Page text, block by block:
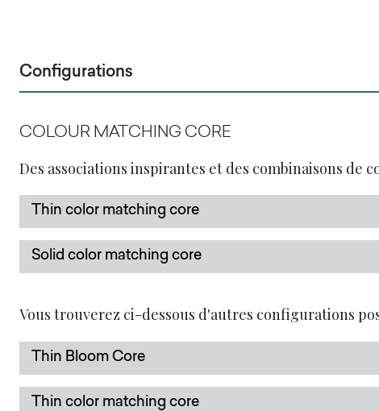
Configurations
COLOUR MATCHING CORE
Des associations inspirantes et des combinaisons
Thin color matching core
Solid color matching core
Vous trouverez ci-dessous d'autres configurations
Thin Bloom Core
Thin color matching core